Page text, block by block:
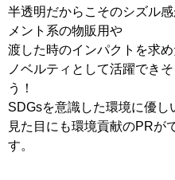
半透明だからこそのシズル
メント系の物販用や
渡した時のインパクトを求
ノベルティとして活躍できそ
SDGsを意識した環境に優
見た目にも環境貢献のPRが
す。